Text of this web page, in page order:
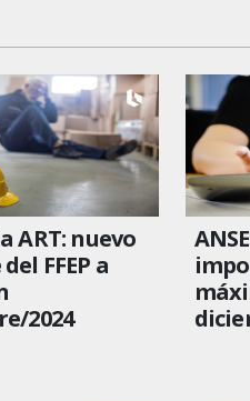
ART: nuevo
FFEP a
2024